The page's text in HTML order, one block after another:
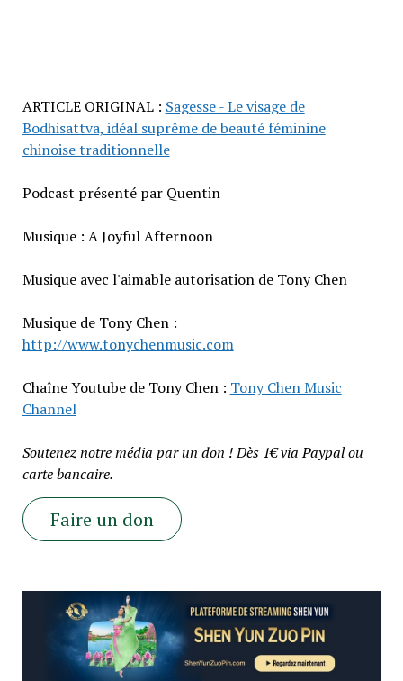
ARTICLE ORIGINAL : Sagesse - Le visage de
Bodhisattva, idéal suprême de beauté féminine
chinoise traditionnelle
Podcast présenté par Quentin
Musique : A Joyful Afternoon
Musique avec l'aimable autorisation de Tony Chen
Musique de Tony Chen :
http://www.tonychenmusic.com
Chaîne Youtube de Tony Chen : Tony Chen Music
Channel
Soutenez notre média par un don ! Dès 1€ via Paypal ou
carte bancaire.
Faire un don